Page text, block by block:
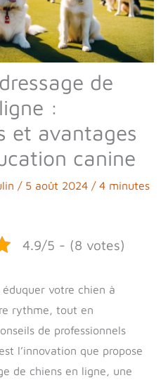
de
:
et avantages
canine
/ 5 août 2024 / 4 minutes
4.9/5 - (8 votes)
votre chien à
rythme, tout en
de professionnels
l’innovation que propose
de chiens en ligne, une